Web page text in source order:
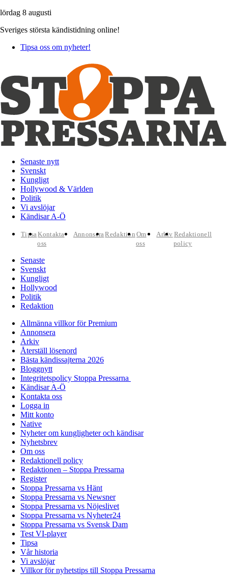
lördag 8 augusti
Sveriges största kändistidning online!
Tipsa oss om nyheter!
Senaste nytt
Svenskt
Kungligt
Hollywood & Världen
Politik
Vi avslöjar
Kändisar A-Ö
TipsaKontakta
oss
AnnonseraRedaktion Om
oss
Arkiv Redaktionell
policy
Senaste
Svenskt
Kungligt
Hollywood
Politik
Redaktion
Allmänna villkor för Premium
Annonsera
Arkiv
Återställ lösenord
Bästa kändissajterna 2026
Bloggnytt
Integritetspolicy Stoppa Pressarna
Kändisar A-Ö
Kontakta oss
Logga in
Mitt konto
Native
Nyheter om kungligheter och kändisar
Nyhetsbrev
Om oss
Redaktionell policy
Redaktionen – Stoppa Pressarna
Register
Stoppa Pressarna vs Hänt
Stoppa Pressarna vs Newsner
Stoppa Pressarna vs Nöjeslivet
Stoppa Pressarna vs Nyheter24
Stoppa Pressarna vs Svensk Dam
Test VI-player
Tipsa
Vår historia
Vi avslöjar
Villkor för nyhetstips till Stoppa Pressarna